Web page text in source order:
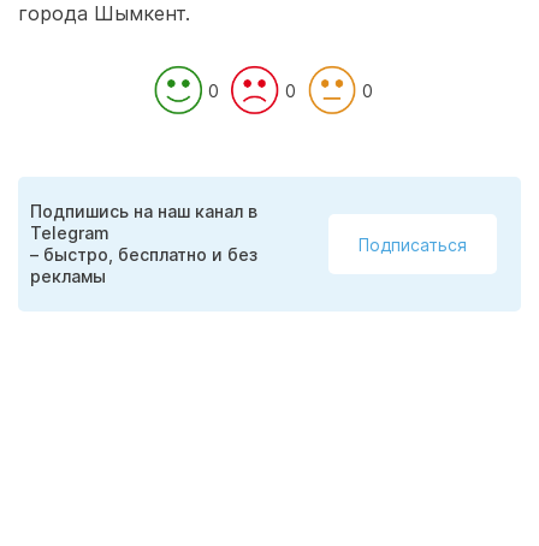
города Шымкент.
0 0 0
Подпишись на наш канал в
Telegram
– быстро, бесплатно и без
рекламы
Подписаться